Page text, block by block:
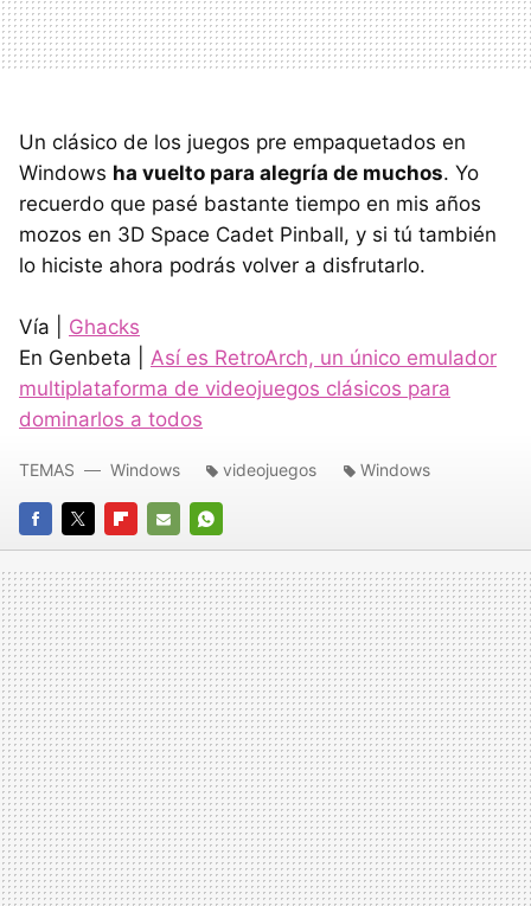
Un clásico de los juegos pre empaquetados en
Windows ha vuelto para alegría de muchos. Yo
recuerdo que pasé bastante tiempo en mis años
mozos en 3D Space Cadet Pinball, y si tú también
lo hiciste ahora podrás volver a disfrutarlo.
Vía | Ghacks
En Genbeta | Así es RetroArch, un único emulador
multiplataforma de videojuegos clásicos para
dominarlos a todos
FACEBOOK
TWITTERFLIPBOARD
E-
MAIL
WHATSAPP
TEMAS Windows videojuegos Windows